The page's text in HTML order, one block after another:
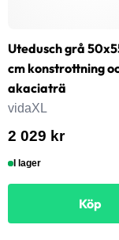
Utedusch grå
cm konstrottning
akaciaträ
vidaXL
2 029 kr
I lager
Köp